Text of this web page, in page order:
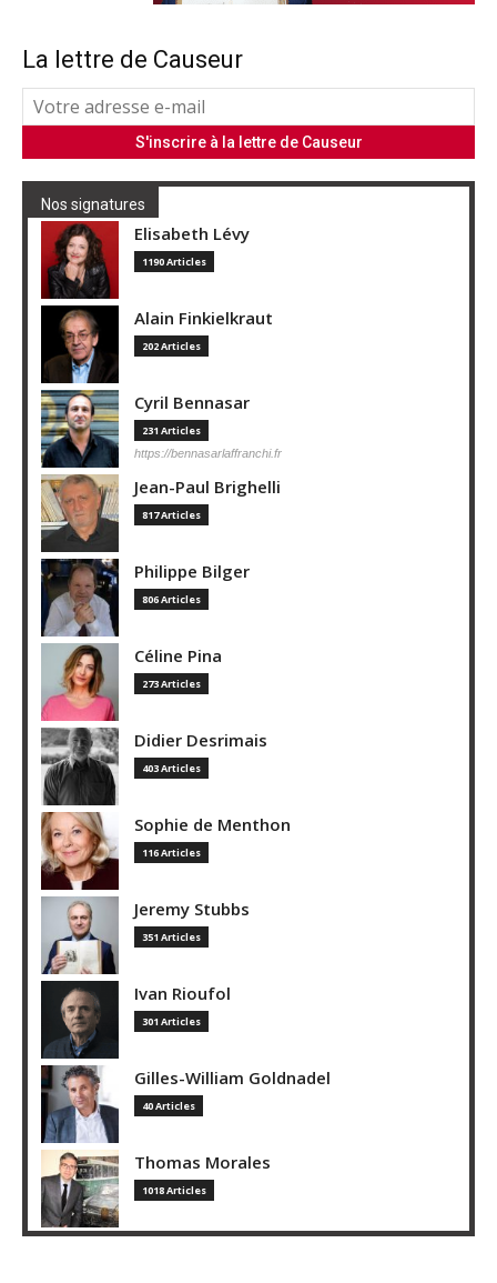
La lettre de Causeur
Nos signatures
Elisabeth Lévy
1190 Articles
Alain Finkielkraut
202 Articles
Cyril Bennasar
231 Articles
https://bennasarlaffranchi.fr
Jean-Paul Brighelli
817 Articles
Philippe Bilger
806 Articles
Céline Pina
273 Articles
Didier Desrimais
403 Articles
Sophie de Menthon
116 Articles
Jeremy Stubbs
351 Articles
Ivan Rioufol
301 Articles
Gilles-William Goldnadel
40 Articles
Thomas Morales
1018 Articles